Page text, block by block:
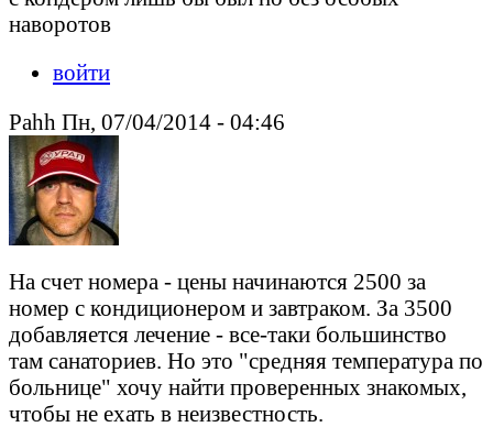
наворотов
войти
Pahh Пн, 07/04/2014 - 04:46
На счет номера - цены начинаются 2500 за
номер с кондиционером и завтраком. За 3500
добавляется лечение - все-таки большинство
там санаториев. Но это "средняя температура по
больнице" хочу найти проверенных знакомых,
чтобы не ехать в неизвестность.